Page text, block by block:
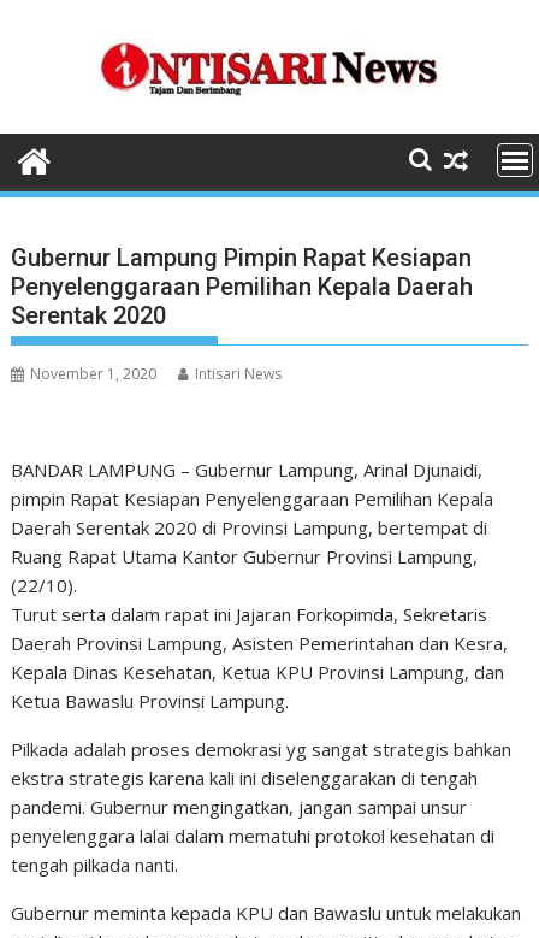
Gubernur Lampung Pimpin Rapat Kesiapan
Penyelenggaraan Pemilihan Kepala Daerah
Serentak 2020
November 1, 2020 Intisari News
BANDAR LAMPUNG – Gubernur Lampung, Arinal Djunaidi,
pimpin Rapat Kesiapan Penyelenggaraan Pemilihan Kepala
Daerah Serentak 2020 di Provinsi Lampung, bertempat di
Ruang Rapat Utama Kantor Gubernur Provinsi Lampung,
(22/10).
Turut serta dalam rapat ini Jajaran Forkopimda, Sekretaris
Daerah Provinsi Lampung, Asisten Pemerintahan dan Kesra,
Kepala Dinas Kesehatan, Ketua KPU Provinsi Lampung, dan
Ketua Bawaslu Provinsi Lampung.
Pilkada adalah proses demokrasi yg sangat strategis bahkan
ekstra strategis karena kali ini diselenggarakan di tengah
pandemi. Gubernur mengingatkan, jangan sampai unsur
penyelenggara lalai dalam mematuhi protokol kesehatan di
tengah pilkada nanti.
Gubernur meminta kepada KPU dan Bawaslu untuk melakukan